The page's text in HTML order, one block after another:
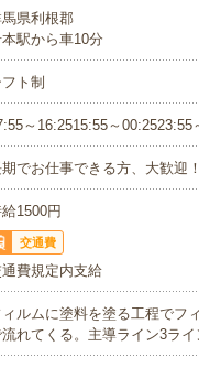
県利根郡
駅から車10分
ト制
～16:2515:55～00:2523:55
でお仕事できる方、大歓迎！
1500円
交通費
費規定内支給
ィルムに塗料を塗る工程でフ
れてくる。主導ライン3ラ